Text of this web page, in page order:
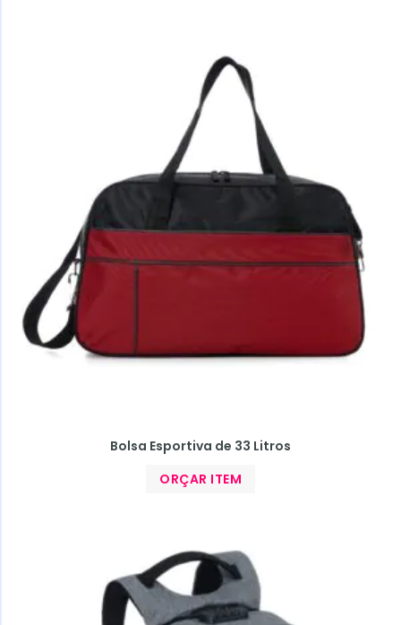
Bolsa Esportiva de 33 Litros
ORÇAR ITEM